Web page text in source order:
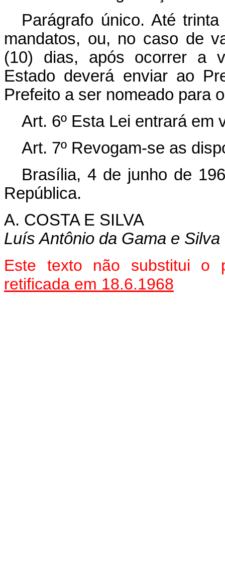
Parágrafo único. Até
mandatos, ou, no caso de
(10) dias, após ocorrer a
Estado deverá enviar ao
Prefeito a ser nomeado para
Art. 6º Esta Lei entrará em
Art. 7º Revogam-se as
Brasília, 4 de junho de
República.
A. COSTA E SILVA
Luís Antônio da Gama e Silva
Este texto não substitui o
retificada em 18.6.1968